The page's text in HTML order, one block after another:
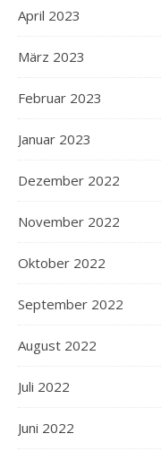
April 2023
März 2023
Februar 2023
Januar 2023
Dezember 2022
November 2022
Oktober 2022
September 2022
August 2022
Juli 2022
Juni 2022